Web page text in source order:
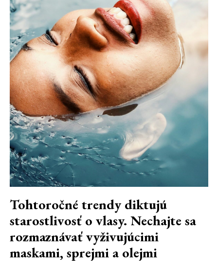
Tohtoročné trendy diktujú
starostlivosť o vlasy. Nechajte sa
rozmaznávať vyživujúcimi
maskami, sprejmi a olejmi